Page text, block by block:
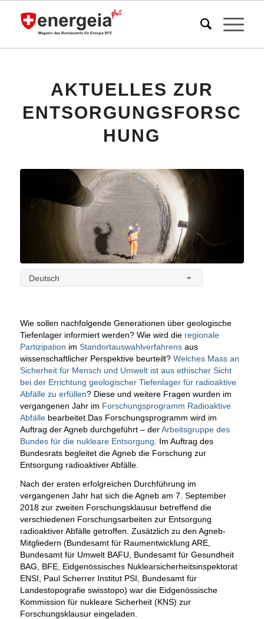
AKTUELLES ZUR
ENTSORGUNGSFORSC
HUNG
Deutsch
Wie sollen nachfolgende Generationen über geologische
Tiefenlager informiert werden? Wie wird die regionale
Partizipation im Standortauswahlverfahrensaus
wissenschaftlicher Perspektive beurteilt? Welches Mass an
Sicherheit für Mensch und Umwelt ist aus ethischer Sicht
bei der Errichtung geologischer Tiefenlager für radioaktive
Abfälle zu erfüllen? Diese und weitere Fragen wurden im
vergangenen Jahr im Forschungsprogramm Radioaktive
Abfällebearbeitet. Das Forschungsprogramm wird im
Auftrag der Agneb durchgeführt – derArbeitsgruppe des
Bundes für die nukleare Entsorgung . Im Auftrag des
Bundesrats begleitet die Agneb die Forschung zur
Entsorgung radioaktiver Abfälle.
Nach der ersten erfolgreichen Durchführung im
vergangenen Jahr hat sich die Agneb am 7. September
2018 zur zweiten Forschungsklausur betreffend die
verschiedenen Forschungsarbeiten zur Entsorgung
radioaktiver Abfälle getroffen. Zusätzlich zu den Agneb-
Mitgliedern (Bundesamt für Raumentwicklung ARE,
Bundesamt für Umwelt BAFU, Bundesamt für Gesundheit
BAG, BFE, Eidgenössisches Nuklearsicherheitsinspektorat
ENSI, Paul Scherrer Institut PSI, Bundesamt für
Landestopografie swisstopo) war die Eidgenössische
Kommission für nukleare Sicherheit (KNS) zur
Forschungsklausur eingeladen.